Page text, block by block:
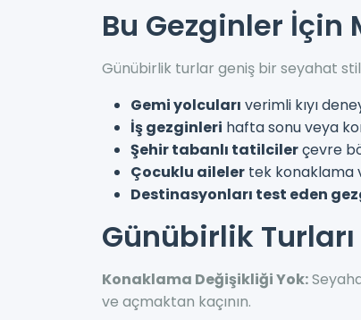
Bu Gezginler İçin
Günübirlik turlar geniş bir seyahat
Gemi yolcuları verimli kıyı
İş gezginleri hafta sonu veya
Şehir tabanlı tatilcilerçevre
Çocuklu aileler tek konaklama
Destinasyonları test eden
Günübirlik
Konaklama Değişikliği Yok:
ve açmaktan kaçının.